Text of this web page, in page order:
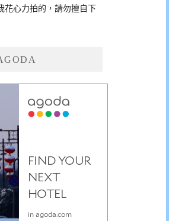
花心力拍的，請勿擅自下